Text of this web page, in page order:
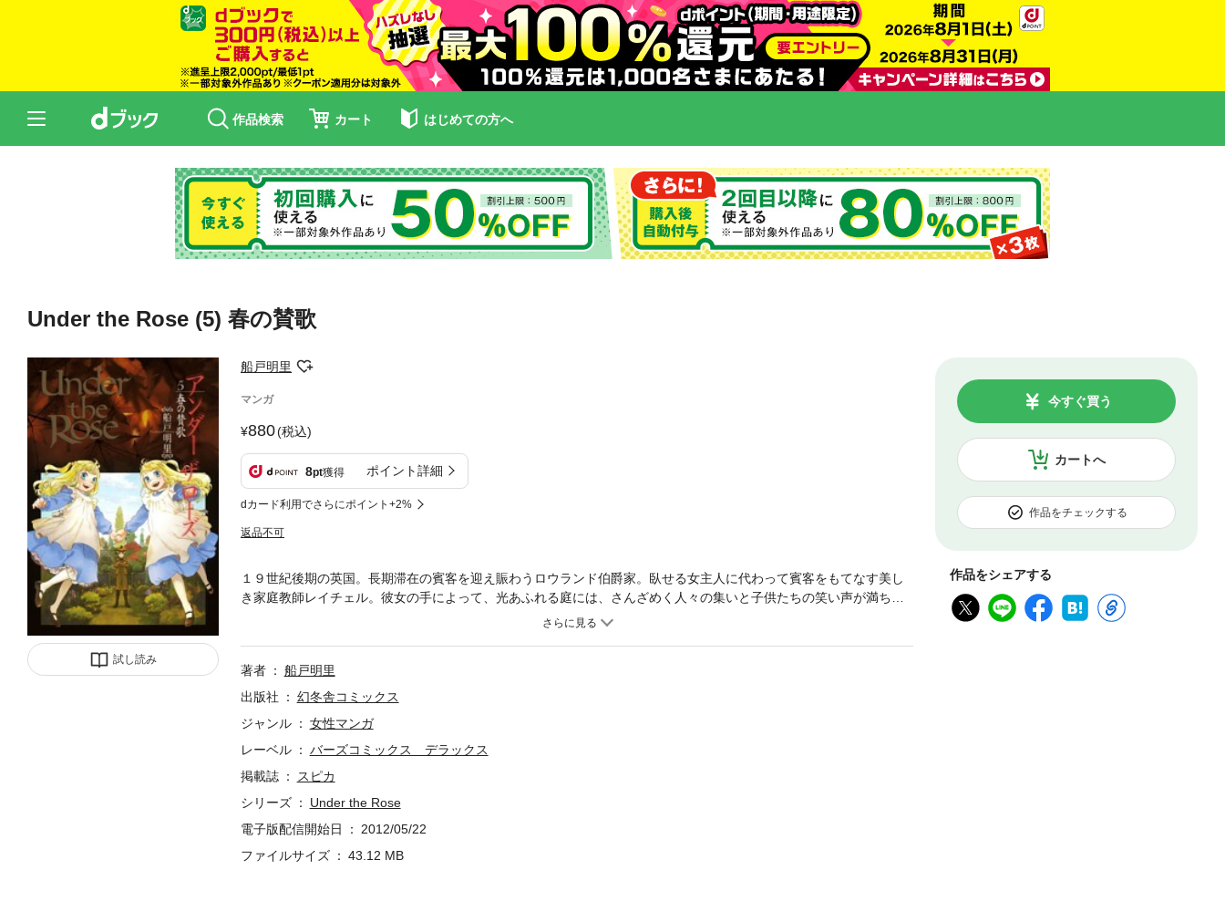
作品検索 カート はじめての方へ
Under the Rose (5) 春の賛歌
試し読み
船戸明里
マンガ
880(税込)
8pt獲得 ポイント詳細
dカード利用でさらにポイント+2%
返品不可
カートへ
今すぐ買う
作品をチェックする
作品をシェアする
１９世紀後期の英国。長期滞在の賓客を迎え賑わうロウランド伯爵家。臥せる女主人に代わって賓客をもてなす美し
き家庭教師レイチェル。彼女の手によって、光あふれる庭には、さんざめく人々の集いと子供たちの笑い声が満ち
る。それは、ウィリアムに忍従するしかなかった彼女を解き放っていく。幸福な情景にレイチェルは、雪間に萌す若
著者
船戸明里
出版社
幻冬舎コミックス
ジャンル
女性マンガ
レーベル
バーズコミックス デラックス
掲載誌
スピカ
シリーズ
Under the Rose
電子版配信開始日
2012/05/22
ファイルサイズ
43.12 MB